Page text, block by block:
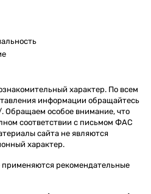
характер. По всем
информации обращайтесь
особое внимание, что
соответствии с письмом ФАС
сайта не являются
характер.
применяются рекомендательные